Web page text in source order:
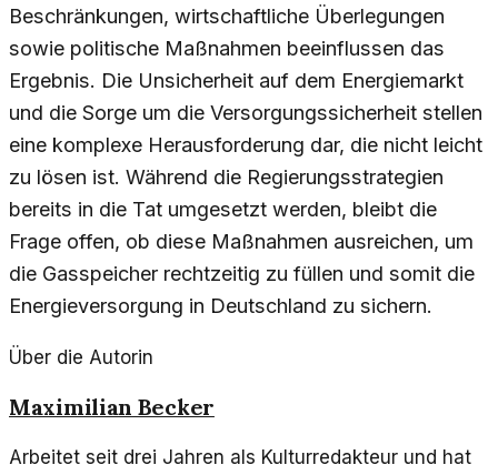
Beschränkungen, wirtschaftliche Überlegungen
sowie politische Maßnahmen beeinflussen das
Ergebnis. Die Unsicherheit auf dem Energiemarkt
und die Sorge um die Versorgungssicherheit stellen
eine komplexe Herausforderung dar, die nicht leicht
zu lösen ist. Während die Regierungsstrategien
bereits in die Tat umgesetzt werden, bleibt die
Frage offen, ob diese Maßnahmen ausreichen, um
die Gasspeicher rechtzeitig zu füllen und somit die
Energieversorgung in Deutschland zu sichern.
Über die Autorin
Maximilian Becker
Arbeitet seit drei Jahren als Kulturredakteur und hat